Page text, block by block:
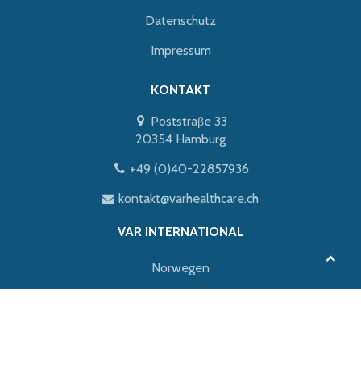
Datenschutz
Impressum
KONTAKT
Poststraβe 33
20354 Hamburg
+49 (0)40-22857936
kontakt@varhealthcare.ch
VAR INTERNATIONAL
Norwegen